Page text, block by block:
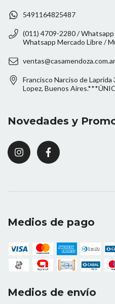
5491164825487
(011) 4709-2280 /
Whatsapp Mercado Libre /
ventas@casamendoza.com.ar
Francisco Narciso de
Lopez, Buenos
Novedades y
Medios de pago
Medios de envío